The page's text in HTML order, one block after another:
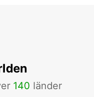
140 länder